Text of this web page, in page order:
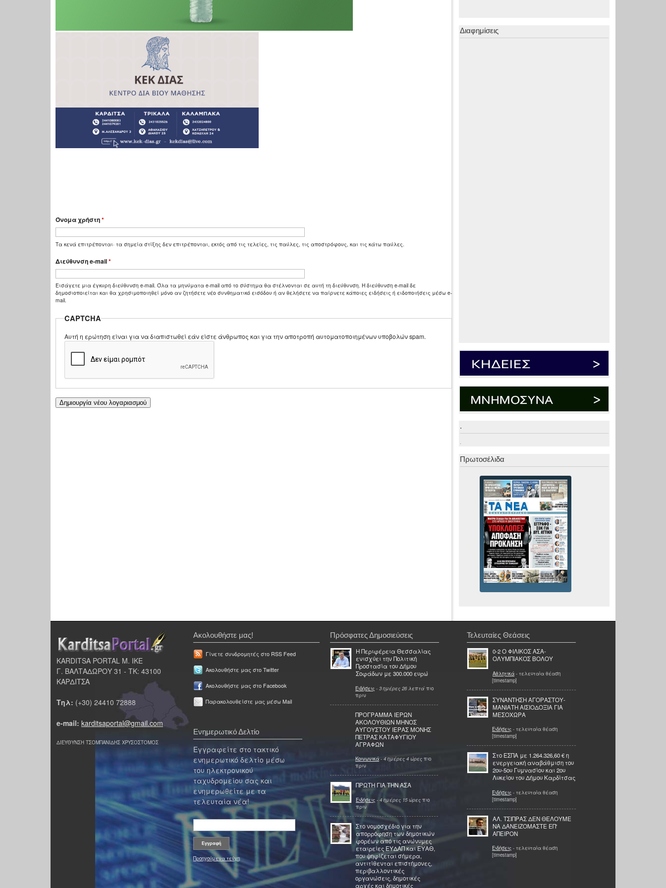
Όνομα χρήστη*
Τα κενά επιτρέπονται· τα σημεία στίξης δεν επιτρέπονται, εκτός από τις τελείες, τις παύλες, τις αποστρόφους, και τις κάτω παύλες.
Διεύθυνση e-mail*
Εισάγετε μια έγκυρη διεύθυνση e-mail. Όλα τα μηνύματα e-mail από το σύστημα θα στέλνονται σε αυτή τη διεύθυνση. Η διεύθυνση e-mail δε
δημοσιοποιείται και θα χρησιμοποιηθεί μόνο αν ζητήσετε νέο συνθηματικό εισόδου ή αν θελήσετε να παίρνετε κάποιες ειδήσεις ή ειδοποιήσεις μέσω e-
mail.
CAPTCHA
Αυτή η ερώτηση είναι για να διαπιστωθεί εάν είστε άνθρωπος και για την αποτροπή αυτοματοποιημένων υποβολών spam.
Διαφημίσεις
.
.
Πρωτοσέλιδα
KARDITSA PORTAL Μ. ΙΚΕ
Γ. ΒΑΛΤΑΔΩΡΟΥ 31 - ΤΚ: 43100
ΚΑΡΔΙΤΣΑ
Τηλ: (+30) 24410 72888
e-mail: karditsaportal@gmail.com
ΔΙΕΥΘΥΝΣΗ ΤΣΟΜΠΑΝΙΔΗΣ ΧΡΥΣΟΣΤΟΜΟΣ
Ακολουθήστε μας!
Γίνετε συνδρομητές στο RSS Feed
Ακολουθήστε μας στο Twitter
Ακολουθήστε μας στο Facebook
Παρακολουθείστε μας μέσω Mail
Ενημερωτικό Δελτίο
Εγγραφείτε στο τακτικό
ενημερωτικό δελτίο μέσω
του ηλεκτρονικού
ταχυδρομείου σας και
ενημερωθείτε με τα
τελευταία νέα!
Προηγούμενα τεύχη
Πρόσφατες Δημοσιεύσεις
Η Περιφέρεια Θεσσαλίας
ενισχύει την Πολιτική
Προστασία του Δήμου
Σοφάδων με 300.000 ευρώ
Ειδήσεις - 3 ημέρες 26 λεπτά πιο
πριν
ΠΡΟΓΡΑΜΜΑ ΙΕΡΩΝ
ΑΚΟΛΟΥΘΙΩΝ ΜΗΝΟΣ
ΑΥΓΟΥΣΤΟΥ ΙΕΡΑΣ ΜΟΝΗΣ
ΠΕΤΡΑΣ ΚΑΤΑΦΥΓΙΟΥ
ΑΓΡΑΦΩΝ
Κοινωνικά - 4 ημέρες 4 ώρες πιο
πριν
ΠΡΩΤΗ ΓΙΑ ΤΗΝ ΑΣΑ
Ειδήσεις - 4 ημέρες 15 ώρες πιο
πριν
Στο νομοσχέδιο για την
απορρόφηση των δημοτικών
φορέων από τις ανώνυμες
εταιρείες ΕΥΔΑΠ και ΕΥΑΘ,
που ψηφίζεται σήμερα,
αντιτίθενται επιστήμονες,
περιβαλλοντικές
οργανώσεις, δημοτικές
αρχές και δημοτικές
Τελευταίες Θεάσεις
0-2 Ο ΦΙΛΙΚΟΣ ΑΣΑ-
ΟΛΥΜΠΙΑΚΟΣ ΒΟΛΟΥ
Αθλητικά - τελευταία θέαση
[timestamp]
ΣΥΝΑΝΤΗΣΗ ΑΓΟΡΑΣΤΟΥ-
ΜΑΝΙΑΤΗ ΑΙΣΙΟΔΟΞΙΑ ΓΙΑ
ΜΕΣΟΧΩΡΑ
Ειδήσεις - τελευταία θέαση
[timestamp]
Στο ΕΣΠΑ με 1.264.326,60 € η
ενεργειακή αναβάθμιση του
2ου-5ου Γυμνασίου και 2ου
Λυκείου του Δήμου Καρδίτσας
Ειδήσεις - τελευταία θέαση
[timestamp]
ΑΛ. ΤΣΙΠΡΑΣ ΔΕΝ ΘΕΛΟΥΜΕ
ΝΑ ΔΑΝΕΙΖΟΜΑΣΤΕ ΕΠ'
ΑΠΕΙΡΟΝ
Ειδήσεις - τελευταία θέαση
[timestamp]